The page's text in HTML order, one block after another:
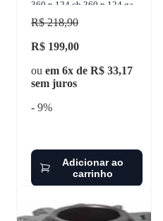
360 p 124 cb 360 p 124 ga
360 1998-2007 contitech -
8pk
R$ 218,90
R$ 199,00
ou em 6x de R$ 33,17
sem juros
- 9%
Adicionar ao
carrinho